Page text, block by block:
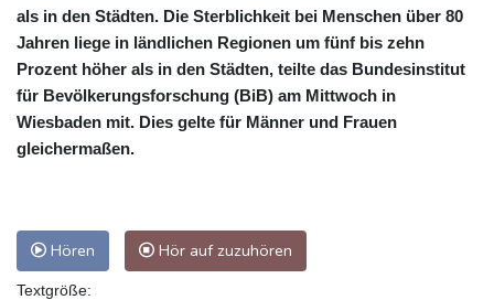
als in den Städten. Die Sterblichkeit bei Menschen über 80
Jahren liege in ländlichen Regionen um fünf bis zehn
Prozent höher als in den Städten, teilte das Bundesinstitut
für Bevölkerungsforschung (BiB) am Mittwoch in
Wiesbaden mit. Dies gelte für Männer und Frauen
gleichermaßen.
Hören Hör auf zuzuhören
Textgröße: